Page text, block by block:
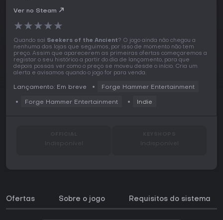
Ver no Steam
★★★★★
Quando sai Seekers of the Ancient? O jogo ainda não chegou a
nenhuma das lojas que seguimos, por isso de momento não tem
preço. Assim que aparecerem as primeiras ofertas começaremos a
registar o seu histórico a partir do dia de lançamento, para que
depois possas ver como o preço se moveu desde o início. Cria um
alerta e avisamos quando o jogo for para venda.
Lançamento: Em breve Forge Hammer Entertainment
Forge Hammer Entertainment Indie
Indisponível Indisponível
Ofertas Sobre o jogo Requisitos do sistema